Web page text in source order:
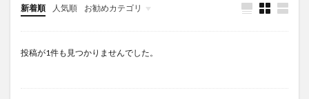
新着順 人気順 お勧めカテゴリ
Infomation
投稿が1件も見つかりませんでした。